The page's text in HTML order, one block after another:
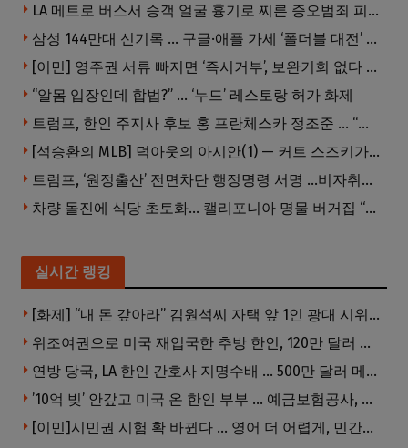
LA 메트로 버스서 승객 얼굴 흉기로 찌른 증오범죄 피고인, 종신형에 징역 7년 추가 선고
삼성 144만대 신기록 … 구글·애플 가세 ‘폴더블 대전’ 열린다
[이민] 영주권 서류 빠지면 ‘즉시거부’, 보완기회 없다 … 이민심사 8월부터 확 바뀐다
“알몸 입장인데 합법?” … ‘누드’ 레스토랑 허가 화제
트럼프, 한인 주지사 후보 홍 프란체스카 정조준 … “미치광이다”
[석승환의 MLB] 덕아웃의 아시안(1) — 커트 스즈키가 우리에게 묻는 것
트럼프, ‘원정출산’ 전면차단 행정명령 서명 …비자취소·입국금지·추방까지
차량 돌진에 식당 초토화… 캘리포니아 명물 버거집 “다시 일어설 수 있도록 도와주세요”
실시간 랭킹
[화제] “내 돈 갚아라” 김원석씨 자택 앞 1인 광대 시위 … 한인 투자사, “108만 달러 못받아”
위조여권으로 미국 재입국한 추방 한인, 120만 달러 은행 사기 행각
연방 당국, LA 한인 간호사 지명수배 … 500만 달러 메디캐어 사기, 선고 직전 한국 도주
’10억 빚’ 안갚고 미국 온 한인 부부 … 예금보험공사, 미국서 소송
[이민]시민권 시험 확 바뀐다 … 영어 더 어렵게, 민간시험 도입 추진